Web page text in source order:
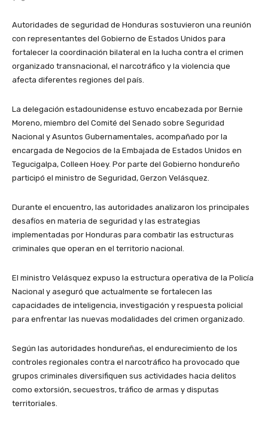
Autoridades de seguridad de Honduras sostuvieron una reunión
con representantes del Gobierno de Estados Unidos para
fortalecer la coordinación bilateral en la lucha contra el crimen
organizado transnacional, el narcotráfico y la violencia que
afecta diferentes regiones del país.
La delegación estadounidense estuvo encabezada por Bernie
Moreno, miembro del Comité del Senado sobre Seguridad
Nacional y Asuntos Gubernamentales, acompañado por la
encargada de Negocios de la Embajada de Estados Unidos en
Tegucigalpa, Colleen Hoey. Por parte del Gobierno hondureño
participó el ministro de Seguridad, Gerzon Velásquez.
Durante el encuentro, las autoridades analizaron los principales
desafíos en materia de seguridad y las estrategias
implementadas por Honduras para combatir las estructuras
criminales que operan en el territorio nacional.
El ministro Velásquez expuso la estructura operativa de la Policía
Nacional y aseguró que actualmente se fortalecen las
capacidades de inteligencia, investigación y respuesta policial
para enfrentar las nuevas modalidades del crimen organizado.
Según las autoridades hondureñas, el endurecimiento de los
controles regionales contra el narcotráfico ha provocado que
grupos criminales diversifiquen sus actividades hacia delitos
como extorsión, secuestros, tráfico de armas y disputas
territoriales.